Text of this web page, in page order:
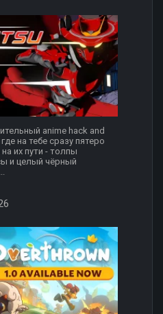
anime hack and
на тебе сразу пятеро
их пути - толпы
и целый чёрный